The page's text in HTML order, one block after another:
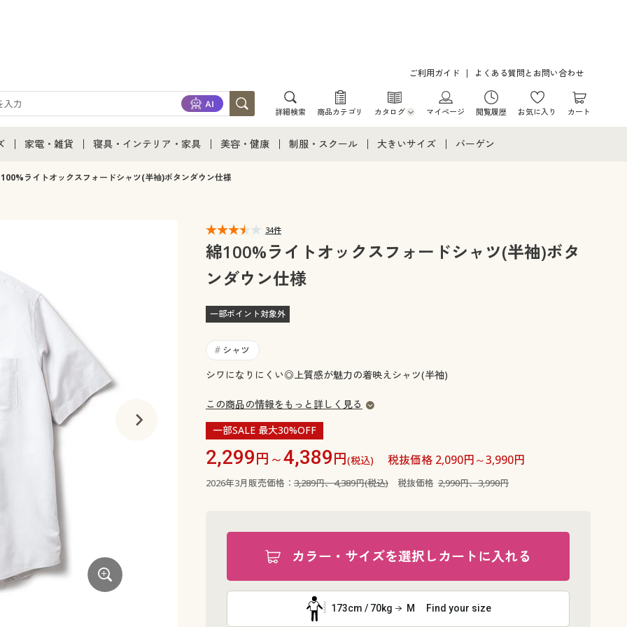
ご利用ガイド よくある質問とお問い合わせ
詳細検索 商品カテゴリ カタログ
カタログ・チラシからのご注文
マイページ 閲覧履歴 お気に入り カート
通販すべて
家電・雑貨
家電・雑貨すべて
寝具・インテリア・家具
寝具・インテリア・家具通販すべて
カーテン・ラグ・ファブリック
美容・健康
美容・健康通販すべて
制服・スクール
ジュニア・ティーンズ下着
大きいサイズ
大きいサイズ レディース下着
バーゲン
ライトオックスフォードシャツ(半袖)ボタンダウン仕様
34件
綿100%ライトオックスフォードシャツ(半袖)ボタ
ンダウン仕様
一部ポイント対象外
# シャツ
シワになりにくい◎上質感が魅力の着映えシャツ(半袖)
この商品の情報をもっと詳しく見る
一部SALE 最大30%OFF
2,299円～4,389円(税込) 税抜価格 2,090円～3,990円
2026年3月販売価格： 3,289円、4,389円(税込) 税抜価格 2,990円、3,990円
カラー・サイズを選択しカートに入れる
173cm / 70kg M Find your size